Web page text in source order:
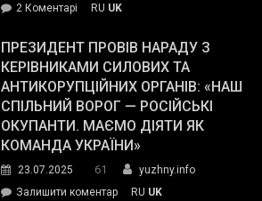
The
Street
Journal.
2 Коментарі
Південному
працівникам
ОПЗ
з
матеріального
резерву
гуманітарну
допомогу
RU UK
ПРЕЗИДЕНТ ПРОВІВ НАРАДУ З
КЕРІВНИКАМИ СИЛОВИХ ТА
АНТИКОРУПЦІЙНИХ ОРГАНІВ: «НАШ
СПІЛЬНИЙ ВОРОГ — РОСІЙСЬКІ
ОКУПАНТИ. МАЄМО ДІЯТИ ЯК
КОМАНДА УКРАЇНИ»
23.07.2025 61
yuzhny.info
Залишити коментарon
RU UK